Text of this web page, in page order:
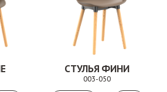
СТУЛЬЯ ФИНИ
003-050